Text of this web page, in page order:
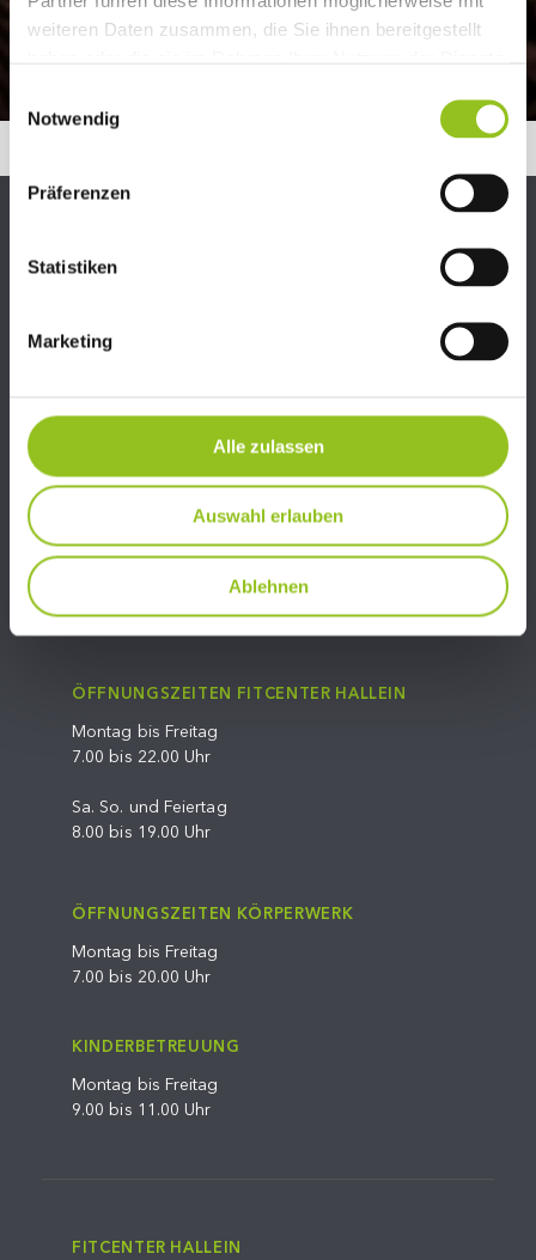
weiteren Daten zusammen, die Sie ihnen bereitgestellt
Notwendig
Präferenzen
Statistiken
Marketing
Alle zulassen
Auswahl erlauben
Ablehnen
06245/81324
info@fit-center-hallein.at
ÖFFNUNGSZEITEN FITCENTER HALLEIN
Montag bis Freitag
7.00 bis 22.00 Uhr
Sa. So. und Feiertag
8.00 bis 19.00 Uhr
ÖFFNUNGSZEITEN KÖRPERWERK
Montag bis Freitag
7.00 bis 20.00 Uhr
KINDERBETREUUNG
Montag bis Freitag
9.00 bis 11.00 Uhr
FITCENTER HALLEIN